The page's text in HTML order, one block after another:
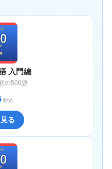
入門編
の500語
税込
る